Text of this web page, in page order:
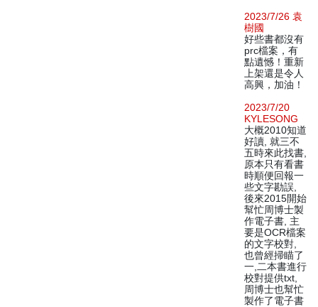
2023/7/26 袁
樹國
好些書都沒有
prc檔案，有
點遺憾！重新
上架還是令人
高興，加油！
2023/7/20
KYLESONG
大概2010知道
好讀, 就三不
五時來此找書,
原本只有看書
時順便回報一
些文字勘誤,
後來2015開始
幫忙周博士製
作電子書, 主
要是OCR檔案
的文字校對,
也曾經掃瞄了
一,二本書進行
校對提供txt,
周博士也幫忙
製作了電子書